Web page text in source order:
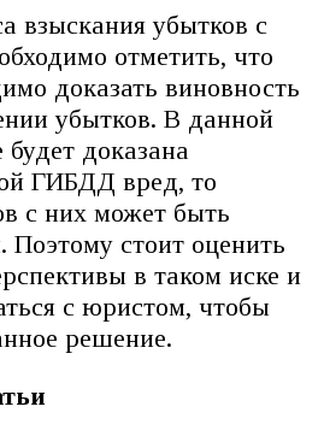
взыскания убытков с
отметить, что
доказать виновность
убытков. В данной
доказана
ГИБДД вред, то
с них может быть
Поэтому стоит оценить
в таком иске и
с юристом, чтобы
решение.